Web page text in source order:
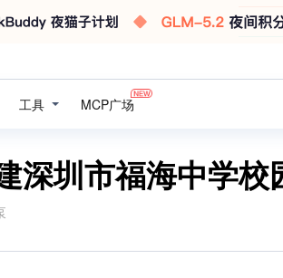
工具 MCP广场
深圳市福海中学校